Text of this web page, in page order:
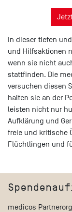
In dieser tiefen
und Hilfsaktionen
wenn sie nicht
stattfinden. Die
versuchen diesen
halten sie an der
leisten nicht nur
Aufklärung und
freie und kritische
Flüchtlingen und
medicos